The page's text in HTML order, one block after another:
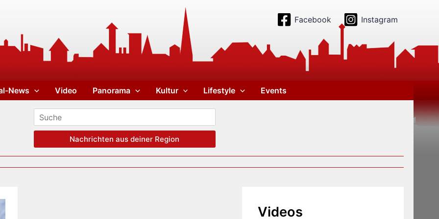
Facebook Instagram
News Video Panorama Kultur Lifestyle Events
Nachrichten aus deiner Region
Videos